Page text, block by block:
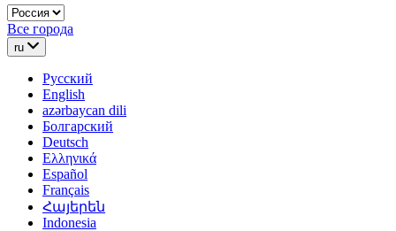
Все города
ru
Русский
English
azərbaycan dili
Болгарский
Deutsch
Ελληνικά
Español
Français
Հայերեն
Indonesia